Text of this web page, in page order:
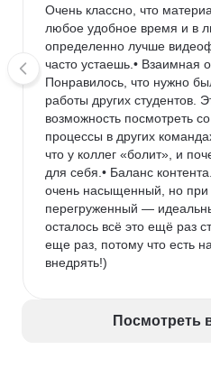
Очень классно, что
любое удобное время и в
определенно лучше
часто устаешь.• Взаимная
Понравилось, что нужно
работы других студентов.
возможность посмотреть
процессы в других
что у коллег «болит», и
для себя.• Баланс
очень насыщенный, но
перегруженный —
осталось всё это ещё раз
еще раз, потому что есть
внедрять!)
Посмотреть